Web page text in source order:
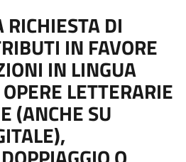
RICHIESTA DI
IN FAVORE
IN LINGUA
LETTERARIE
(ANCHE SU